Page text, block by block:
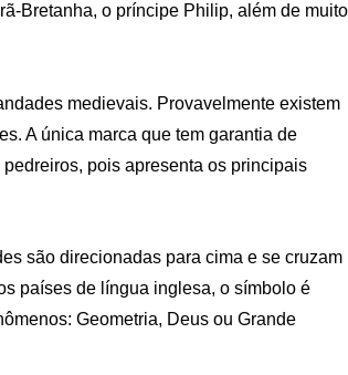
Bretanha, o príncipe Philip, além de
medievais. Provavelmente existem
A única marca que tem garantia de
pois apresenta os principais
são direcionadas para cima e se cruzam
países de língua inglesa, o símbolo é
Geometria, Deus ou Grande